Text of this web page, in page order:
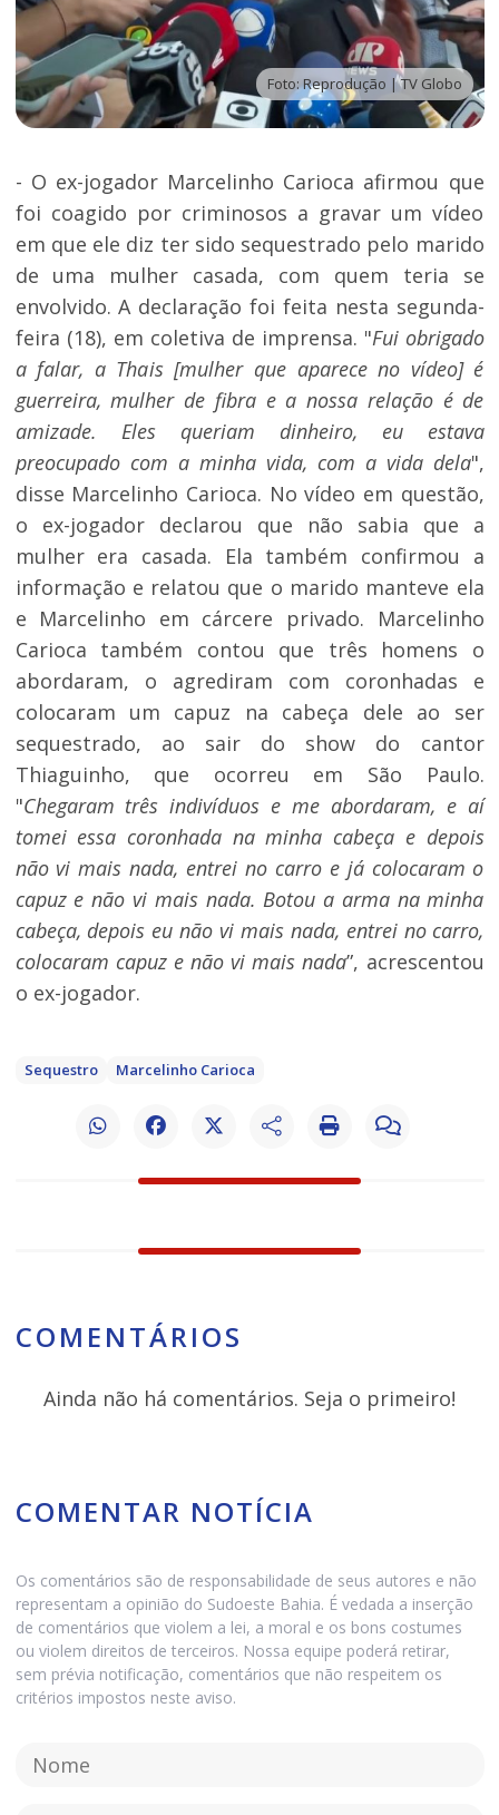
Foto: Reprodução | TV Globo
- O ex-jogador Marcelinho Carioca afirmou que
foi coagido por criminosos a gravar um vídeo
em que ele diz ter sido sequestrado pelo marido
de uma mulher casada, com quem teria se
envolvido. A declaração foi feita nesta segunda-
feira (18), em coletiva de imprensa. "Fui obrigado
a falar, a Thais [mulher que aparece no vídeo] é
guerreira, mulher de fibra e a nossa relação é de
amizade. Eles queriam dinheiro, eu estava
preocupado com a minha vida, com a vida dela",
disse Marcelinho Carioca. No vídeo em questão,
o ex-jogador declarou que não sabia que a
mulher era casada. Ela também confirmou a
informação e relatou que o marido manteve ela
e Marcelinho em cárcere privado. Marcelinho
Carioca também contou que três homens o
abordaram, o agrediram com coronhadas e
colocaram um capuz na cabeça dele ao ser
sequestrado, ao sair do show do cantor
Thiaguinho, que ocorreu em São Paulo.
"Chegaram três indivíduos e me abordaram, e aí
tomei essa coronhada na minha cabeça e depois
não vi mais nada, entrei no carro e já colocaram o
capuz e não vi mais nada. Botou a arma na minha
cabeça, depois eu não vi mais nada, entrei no carro,
colocaram capuz e não vi mais nada”, acrescentou
o ex-jogador.
Sequestro Marcelinho Carioca
COMENTÁRIOS
Ainda não há comentários. Seja o primeiro!
COMENTAR NOTÍCIA
Os comentários são de responsabilidade de seus autores e não
representam a opinião do Sudoeste Bahia. É vedada a inserção
de comentários que violem a lei, a moral e os bons costumes
ou violem direitos de terceiros. Nossa equipe poderá retirar,
sem prévia notificação, comentários que não respeitem os
critérios impostos neste aviso.